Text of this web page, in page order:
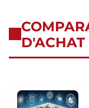
D'ACHAT